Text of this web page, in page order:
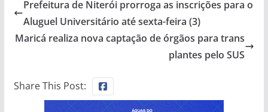
Prefeitura de Niterói prorroga as inscrições para o
Aluguel Universitário até sexta-feira (3)
Maricá realiza nova captação de órgãos para trans
plantes pelo SUS
Share This Post: